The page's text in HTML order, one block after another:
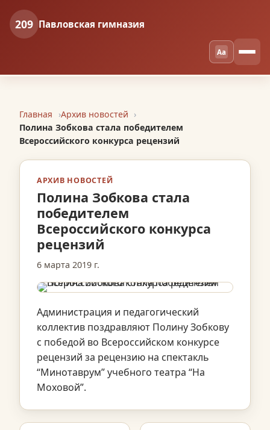
209 Павловская гимназия
Aa
Главная
Архив новостей
Полина Зобкова стала победителем
Всероссийского конкурса рецензий
АРХИВ НОВОСТЕЙ
Полина Зобкова стала
победителем
Всероссийского конкурса
рецензий
6 марта 2019 г.
Администрация и педагогический
коллектив поздравляют Полину Зобкову
с победой во Всероссийском конкурсе
рецензий за рецензию на спектакль
“Минотаврум” учебного театра “На
Моховой”.